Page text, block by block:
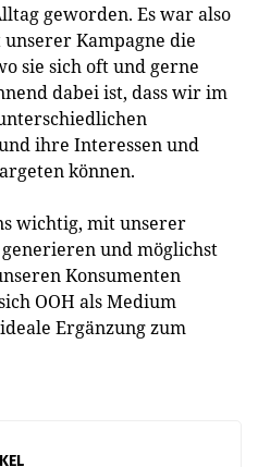
­geworden. Es war also
Kampagne die
sie sich oft und gerne
dabei ist, dass wir im
ihre Interessen und
können.
wichtig, mit unserer
und möglichst
Konsumenten
OOH als Medium
Ergänzung zum